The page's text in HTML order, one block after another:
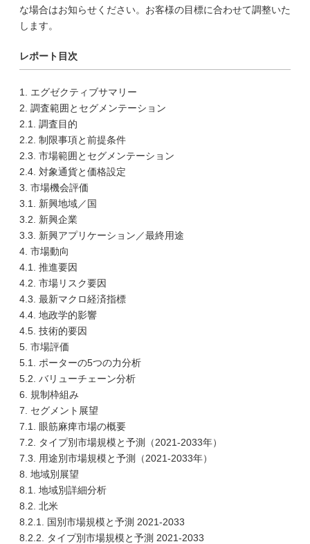
な場合はお知らせください。お客様の目標に合わせて調整いた
します。
レポート目次
1. エグゼクティブサマリー
2. 調査範囲とセグメンテーション
2.1. 調査目的
2.2. 制限事項と前提条件
2.3. 市場範囲とセグメンテーション
2.4. 対象通貨と価格設定
3. 市場機会評価
3.1. 新興地域／国
3.2. 新興企業
3.3. 新興アプリケーション／最終用途
4. 市場動向
4.1. 推進要因
4.2. 市場リスク要因
4.3. 最新マクロ経済指標
4.4. 地政学的影響
4.5. 技術的要因
5. 市場評価
5.1. ポーターの5つの力分析
5.2. バリューチェーン分析
6. 規制枠組み
7. セグメント展望
7.1. 眼筋麻痺市場の概要
7.2. タイプ別市場規模と予測（2021-2033年）
7.3. 用途別市場規模と予測（2021-2033年）
8. 地域別展望
8.1. 地域別詳細分析
8.2. 北米
8.2.1. 国別市場規模と予測 2021-2033
8.2.2. タイプ別市場規模と予測 2021-2033